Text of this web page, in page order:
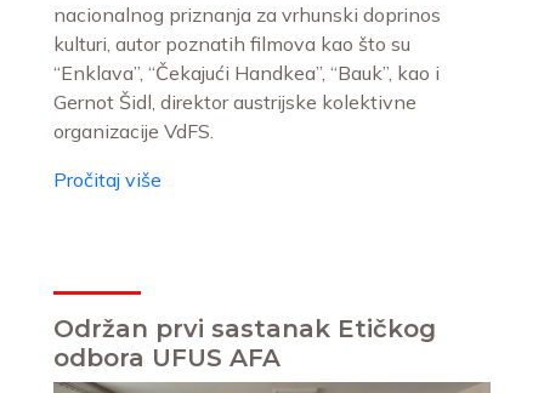
nacionalnog priznanja za vrhunski doprinos
kulturi, autor poznatih filmova kao što su
“Enklava”, “Čekajući Handkea”, “Bauk”, kao i
Gernot Šidl, direktor austrijske kolektivne
organizacije VdFS.
Pročitaj više
Održan prvi sastanak Etičkog
odbora UFUS AFA